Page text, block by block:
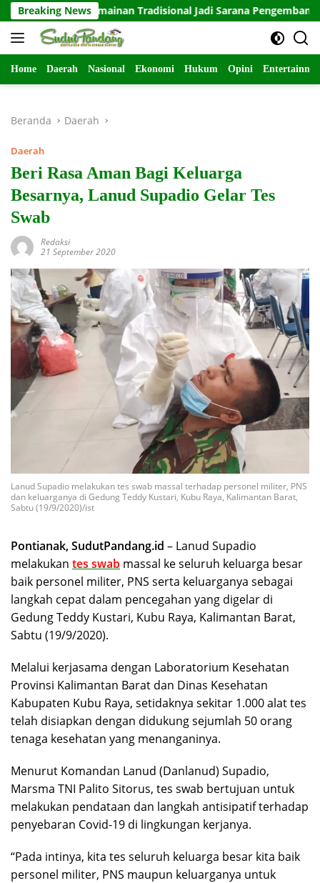
Langsung
ke
konten
Breaking News
Permainan Tradisional Jadi Sarana Pengembangan Karakter
Home Daerah Nasional Ekonomi Hukum Opini
Beranda Daerah
Daerah
Beri Rasa Aman Bagi Keluarga
Besarnya, Lanud Supadio Gelar Tes
Swab
Redaksi
21 September 2020
Lanud Supadio melakukan tes swab massal terhadap personel militer, PNS
dan keluarganya di Gedung Teddy Kustari, Kubu Raya, Kalimantan Barat,
Sabtu (19/9/2020)/ist
Pontianak, SudutPandang.id – Lanud Supadio
melakukan tes swab massal ke seluruh keluarga besar
baik personel militer, PNS serta keluarganya sebagai
langkah cepat dalam pencegahan yang digelar di
Gedung Teddy Kustari, Kubu Raya, Kalimantan Barat,
Sabtu (19/9/2020).
Melalui kerjasama dengan Laboratorium Kesehatan
Provinsi Kalimantan Barat dan Dinas Kesehatan
Kabupaten Kubu Raya, setidaknya sekitar 1.000 alat tes
telah disiapkan dengan didukung sejumlah 50 orang
tenaga kesehatan yang menanganinya.
Menurut Komandan Lanud (Danlanud) Supadio,
Marsma TNI Palito Sitorus, tes swab bertujuan untuk
melakukan pendataan dan langkah antisipatif terhadap
penyebaran Covid-19 di lingkungan kerjanya.
“Pada intinya, kita tes seluruh keluarga besar kita baik
personel militer, PNS maupun keluarganya untuk